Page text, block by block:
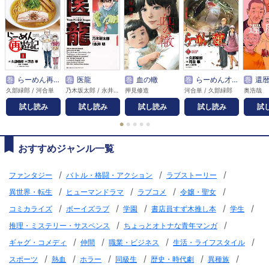
巻 らーめん再遊記
久部緑郎 / 河合単
試し読み
巻 医龍
乃木坂太郎 / 永井明
試し読み
巻 血の轍
押見修造
試し読み
巻 らーめん才遊記
河合単 / 久部緑郎
試し読み
巻 還
奥浩哉
試
● ● ● ● ●
おすすめジャンル一覧
ファンタジー / バトル・格闘・アクション / ラブストーリー /
異世界・転生 / ヒューマンドラマ / ラブコメ / 令嬢・聖女 /
コミカライズ / ボーイズラブ / 学園 / 書店員すず木推し本 / 学生 /
推理・ミステリー・サスペンス / ちょっとオトナな青年マンガ /
ギャグ・コメディ / 仲間 / 職業・ビジネス / 生活・ライフスタイル /
スポーツ / 熱血 / ホラー / 同級生 / 歴史・時代劇 / 異種族 /